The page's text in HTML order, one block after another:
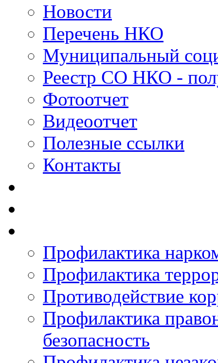
Новости
Перечень НКО
Муниципальный
Реестр СО НКО -
Фотоотчет
Видеоотчет
Полезные ссылки
Контакты
Профилактика
Профилактика
Противодействие
Профилактика
безопасность